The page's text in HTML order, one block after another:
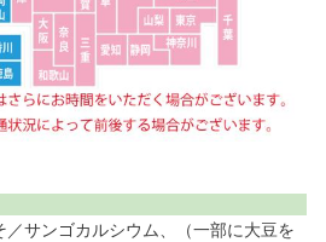
サンゴカルシウム、（一部に大豆を